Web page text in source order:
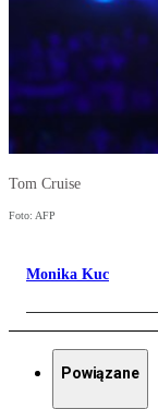
Tom Cruise
Foto: AFP
Monika Kuc
Powiązane